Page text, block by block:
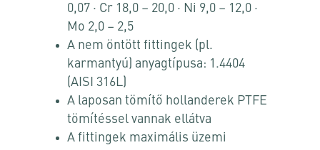
0,07 · Cr 18,0 – 20,0 · Ni 9,0 – 12,0 ·
Mo 2,0 – 2,5
A nem öntött fittingek (pl.
karmantyú) anyagtípusa: 1.4404
(AISI 316L)
A laposan tömítő hollanderek PTFE
tömítéssel vannak ellátva
A fittingek maximális üzemi